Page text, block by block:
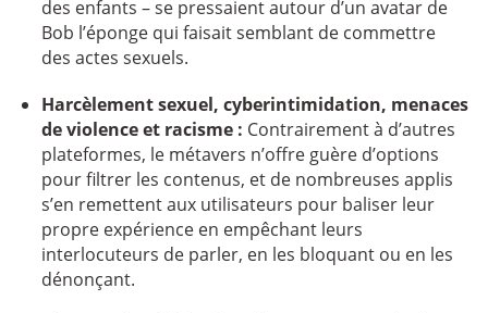
des enfants – se pressaient autour d’un avatar de
Bob l’éponge qui faisait semblant de commettre
des actes sexuels.
Harcèlement sexuel, cyberintimidation, menaces
de violence et racisme : Contrairement à d’autres
plateformes, le métavers n’offre guère d’options
pour filtrer les contenus, et de nombreuses applis
s’en remettent aux utilisateurs pour baliser leur
propre expérience en empêchant leurs
interlocuteurs de parler, en les bloquant ou en les
dénonçant.